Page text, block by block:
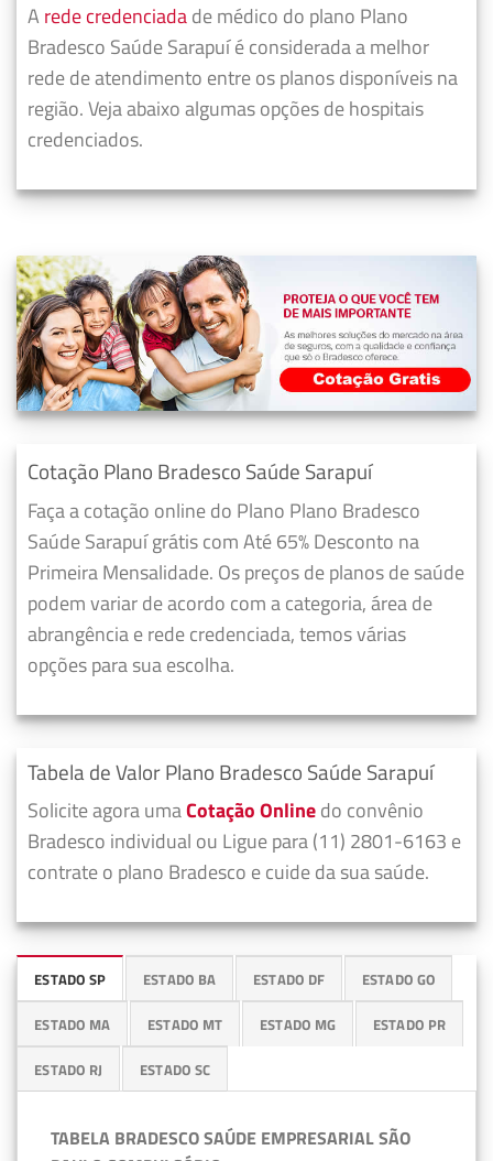
A rede credenciadade médico do plano Plano
Bradesco Saúde Sarapuí é considerada a melhor
rede de atendimento entre os planos disponíveis na
região. Veja abaixo algumas opções de hospitais
credenciados.
Cotação Plano Bradesco Saúde Sarapuí
Faça a cotação online do Plano Plano Bradesco
Saúde Sarapuí grátis com Até 65% Desconto na
Primeira Mensalidade. Os preços de planos de saúde
podem variar de acordo com a categoria, área de
abrangência e rede credenciada, temos várias
opções para sua escolha.
Tabela de Valor Plano Bradesco Saúde Sarapuí
Solicite agora umaCotação Onlinedo convênio
Bradesco individual ou Ligue para (11) 2801-6163 e
contrate o plano Bradesco e cuide da sua saúde.
ESTADO SP ESTADO BA ESTADO DF ESTADO GO
ESTADO MA ESTADO MT ESTADO MG ESTADO PR
ESTADO RJ ESTADO SC
TABELA BRADESCO SAÚDE EMPRESARIAL SÃO